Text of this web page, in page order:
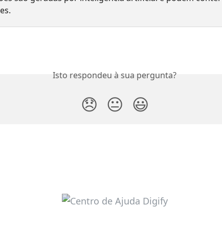
Isto respondeu à sua pergunta?
😞 😐 😃